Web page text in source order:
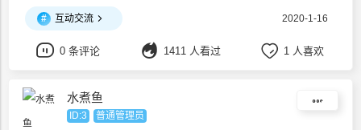
&nbsp;班组交底
# 互动交流 2020-1-16
0 条评论 1411 人看过 1 人喜欢
水煮鱼
ID:3 普通管理员